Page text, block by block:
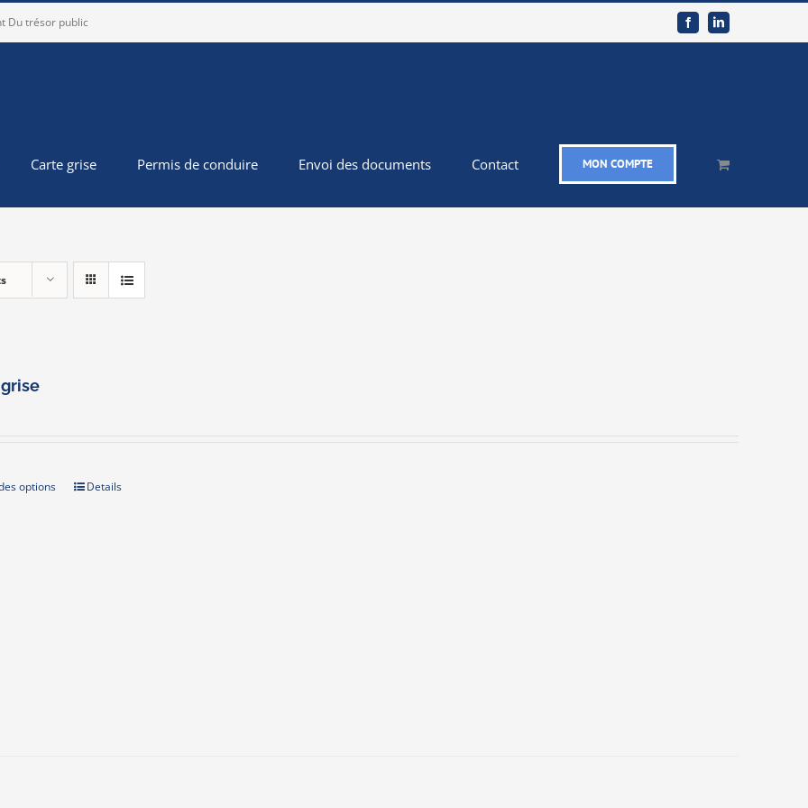
Du trésor public FacebookLinkedIn
Carte grise Permis de conduire Envoi des documents Contact MON COMPTE
options Details